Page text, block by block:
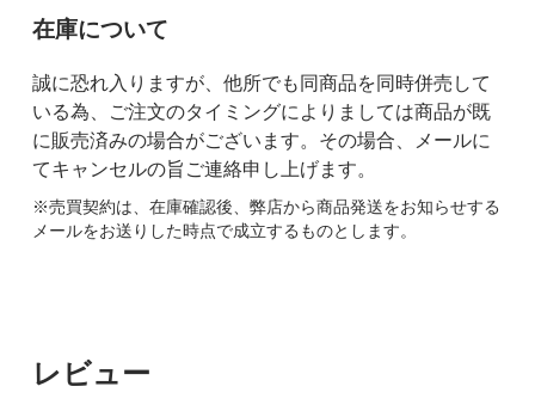
在庫について
誠に恐れ入りますが、他所でも同商品を同時併売して
いる為、ご注文のタイミングによりましては商品が既
に販売済みの場合がございます。その場合、メールに
てキャンセルの旨ご連絡申し上げます。
※売買契約は、在庫確認後、弊店から商品発送をお知らせする
メールをお送りした時点で成立するものとします。
レビュー